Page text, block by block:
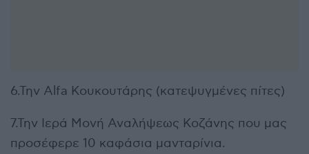
6.Την Alfa Κουκουτάρης (κατεψυγμένες πίτες)
7.Την Ιερά Μονή Αναλήψεως Κοζάνης που μας
προσέφερε 10 καφάσια μανταρίνια.